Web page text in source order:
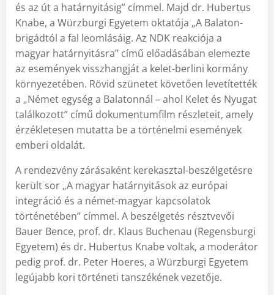
és az út a határnyitásig” címmel. Majd dr. Hubertus
Knabe, a Würzburgi Egyetem oktatója „A Balaton-
brigádtól a fal leomlásáig. Az NDK reakciója a
magyar határnyitásra” című előadásában elemezte
az események visszhangját a kelet-berlini kormány
környezetében. Rövid szünetet követően levetítették
a „Német egység a Balatonnál – ahol Kelet és Nyugat
találkozott” című dokumentumfilm részleteit, amely
érzékletesen mutatta be a történelmi események
emberi oldalát.
A rendezvény zárásaként kerekasztal-beszélgetésre
került sor „A magyar határnyitások az európai
integráció és a német-magyar kapcsolatok
történetében” címmel. A beszélgetés résztvevői
Bauer Bence, prof. dr. Klaus Buchenau (Regensburgi
Egyetem) és dr. Hubertus Knabe voltak, a moderátor
pedig prof. dr. Peter Hoeres, a Würzburgi Egyetem
legújabb kori történeti tanszékének vezetője.